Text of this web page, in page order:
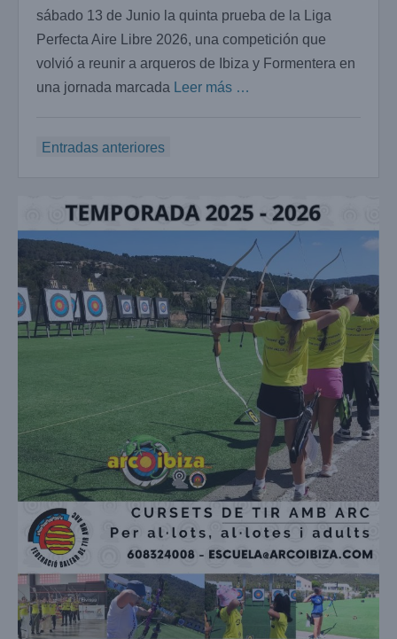
sábado 13 de Junio la quinta prueba de la Liga
Perfecta Aire Libre 2026, una competición que
volvió a reunir a arqueros de Ibiza y Formentera en
una jornada marcada
Leer más …
Navegación
Entradas anteriores